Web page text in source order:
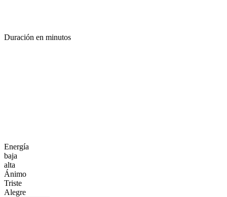
Duración en minutos
Energía
baja
alta
Ánimo
Triste
Alegre